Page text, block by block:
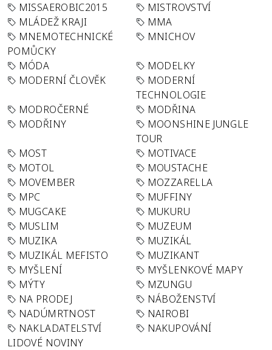
MISSAEROBIC2015
MISTROVSTVÍ
MLÁDEŽ KRAJI
MMA
MNEMOTECHNICKÉ
POMŮCKY
MNICHOV
MÓDA
MODELKY
MODERNÍ ČLOVĚK
MODERNÍ
TECHNOLOGIE
MODROČERNÉ
MODŘINA
MODŘINY
MOONSHINE JUNGLE
TOUR
MOST
MOTIVACE
MOTOL
MOUSTACHE
MOVEMBER
MOZZARELLA
MPC
MUFFINY
MUGCAKE
MUKURU
MUSLIM
MUZEUM
MUZIKA
MUZIKÁL
MUZIKÁL MEFISTO
MUZIKANT
MYŠLENÍ
MYŠLENKOVÉ MAPY
MÝTY
MZUNGU
NA PRODEJ
NÁBOŽENSTVÍ
NADÚMRTNOST
NAIROBI
NAKLADATELSTVÍ
LIDOVÉ NOVINY
NAKUPOVÁNÍ